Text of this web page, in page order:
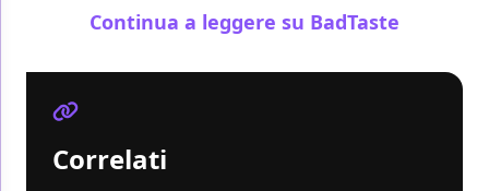
Continua a leggere su BadTaste
Correlati